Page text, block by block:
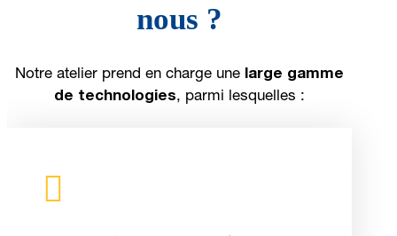
nous ?
Notre atelier prend en charge une large gamme
de technologies, parmi lesquelles :
